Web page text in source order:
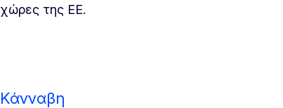
χώρες της ΕΕ.
Κάνναβη